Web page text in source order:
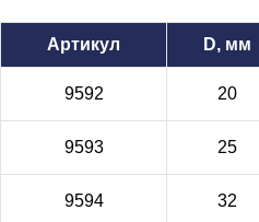
Артикул D, мм
9592 20
9593 25
9594 32